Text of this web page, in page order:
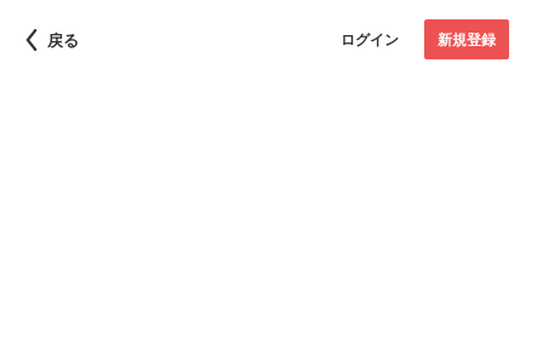
戻る ログイン 新規登録